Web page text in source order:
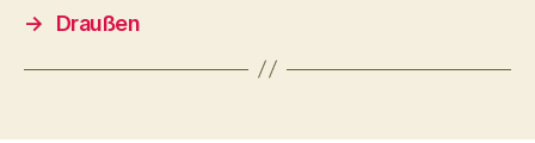
→
Draußen